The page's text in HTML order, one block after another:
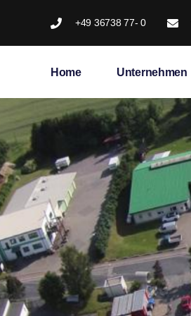
+49 36738 77- 0
Home Unternehmen